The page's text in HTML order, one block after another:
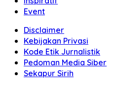
Event
Disclaimer
Kebijakan Privasi
Kode Etik Jurnalistik
Pedoman Media Siber
Sekapur Sirih